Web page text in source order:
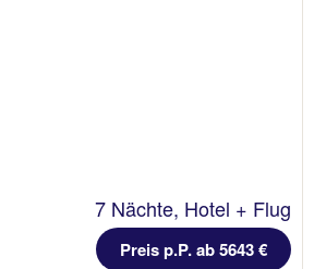
7 Nächte, Hotel + Flug
Preis p.P. ab 5643 €